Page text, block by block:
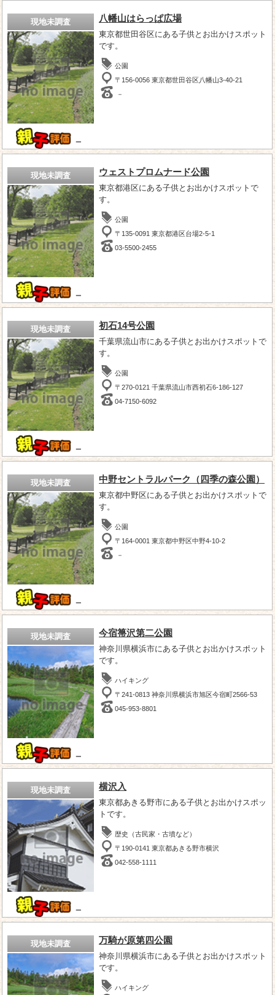
現地未調査
－
八幡山はらっぱ広場
東京都世田谷区にある子供とお出かけスポット
です。
公園
〒156-0056 東京都世田谷区八幡山3-40-21
－
現地未調査
－
ウェストプロムナード公園
東京都港区にある子供とお出かけスポットで
す。
公園
〒135-0091 東京都港区台場2-5-1
03-5500-2455
現地未調査
－
初石14号公園
千葉県流山市にある子供とお出かけスポットで
す。
公園
〒270-0121 千葉県流山市西初石6-186-127
04-7150-6092
現地未調査
－
中野セントラルパーク（四季の森公園）
東京都中野区にある子供とお出かけスポットで
す。
公園
〒164-0001 東京都中野区中野4-10-2
－
現地未調査
－
今宿箒沢第二公園
神奈川県横浜市にある子供とお出かけスポット
です。
ハイキング
〒241-0813 神奈川県横浜市旭区今宿町2566-53
045-953-8801
現地未調査
－
横沢入
東京都あきる野市にある子供とお出かけスポッ
トです。
歴史（古民家・古墳など）
〒190-0141 東京都あきる野市横沢
042-558-1111
現地未調査 万騎が原第四公園
神奈川県横浜市にある子供とお出かけスポット
です。
ハイキング